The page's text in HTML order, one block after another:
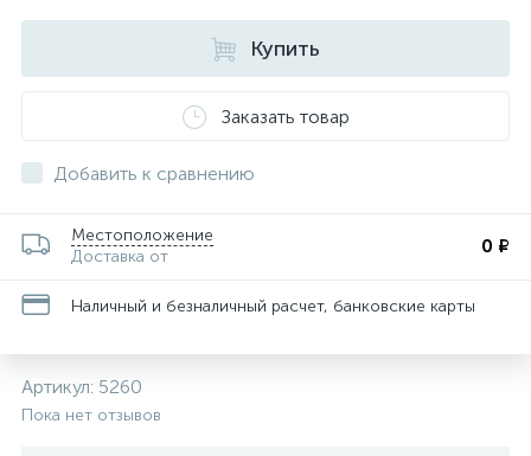
Купить
Заказать товар
Добавить к сравнению
Местоположение
Доставка от
0 ₽
Наличный и безналичный расчет, банковские карты
Артикул: 5260
Пока нет отзывов